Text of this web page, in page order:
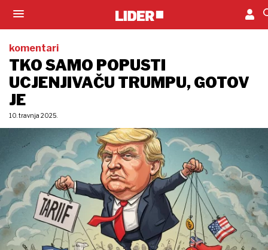
komentari
TKO SAMO POPUSTI
UCJENJIVAČU TRUMPU, GOTOV
JE
10. travnja 2025.